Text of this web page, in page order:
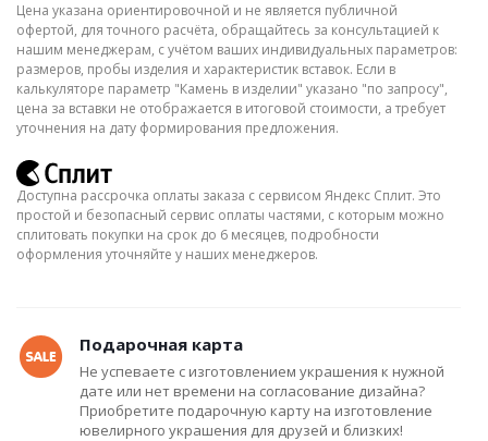
Цена указана ориентировочной и не является публичной
офертой, для точного расчёта, обращайтесь за консультацией к
нашим менеджерам, с учётом ваших индивидуальных параметров:
размеров, пробы изделия и характеристик вставок. Если в
калькуляторе параметр "Камень в изделии" указано "по запросу",
цена за вставки не отображается в итоговой стоимости, а требует
уточнения на дату формирования предложения.
Доступна рассрочка оплаты заказа с сервисом Яндекс Сплит. Это
простой и безопасный сервис оплаты частями, с которым можно
сплитовать покупки на срок до 6 месяцев, подробности
оформления уточняйте у наших менеджеров.
Подарочная карта
Не успеваете с изготовлением украшения к нужной
дате или нет времени на согласование дизайна?
Приобретите подарочную карту на изготовление
ювелирного украшения для друзей и близких!